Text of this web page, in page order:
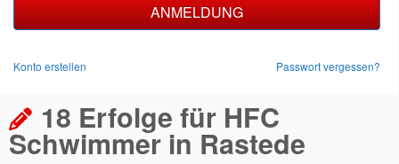
ANMELDUNG
Konto erstellen Passwort vergessen?
18 Erfolge für HFC
Schwimmer in Rastede